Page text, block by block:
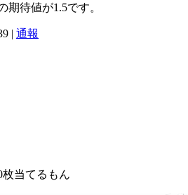
期待値が1.5です。
| 通報
枚当てるもん